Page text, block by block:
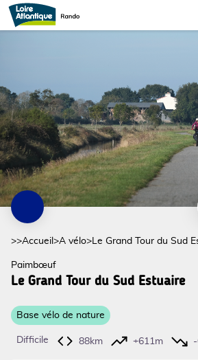
Le Grand Tour du Sud Estuaire
>>Accueil >A vélo> Le Grand Tour du Sud
Paimbœuf
Le Grand Tour du Sud Estuaire
Base vélo de nature
Difficile 88km +611m